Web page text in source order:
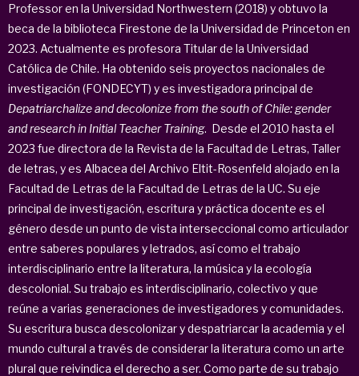
Professor en la Universidad Northwestern (2018) y obtuvo la
beca de la biblioteca Firestone de la Universidad de Princeton en
2023. Actualmente es profesora Titular de la Universidad
Católica de Chile. Ha obtenido seis proyectos nacionales de
investigación (FONDECYT) y es investigadora principal de
Depatriarchalize and decolonize from the south of Chile: gender
and research in Initial Teacher Training. Desde el 2010 hasta el
2023 fue directora de la Revista de la Facultad de Letras, Taller
de letras, y es Albacea del Archivo Eltit-Rosenfeld alojado en la
Facultad de Letras de la Facultad de Letras de la UC. Su eje
principal de investigación, escritura y práctica docente es el
género desde un punto de vista interseccional como articulador
entre saberes populares y letrados, así como el trabajo
interdisciplinario entre la literatura, la música y la ecología
descolonial. Su trabajo es interdisciplinario, colectivo y que
reúne a varias generaciones de investigadores y comunidades.
Su escritura busca descolonizar y despatriarcar la academia y el
mundo cultural a través de considerar la literatura como un arte
plural que reivindica el derecho a ser. Como parte de su trabajo